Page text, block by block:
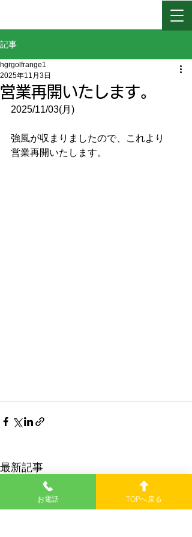
記事
営業再開いたします。
hgrgolfrange1
2025年11月3日
2025/11/03(月)
強風が収まりましたので、これより
営業再開いたします。
最新記事
お電話 TOPへ戻る